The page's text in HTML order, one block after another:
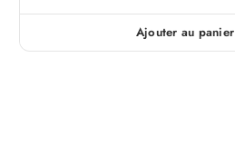
Ajouter au panier